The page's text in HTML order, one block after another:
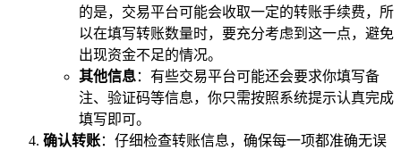
的是，交易平台可能会收取一定的转账手续费，所
以在填写转账数量时，要充分考虑到这一点，避免
出现资金不足的情况。
其他信息：有些交易平台可能还会要求你填写备
注、验证码等信息，你只需按照系统提示认真完成
填写即可。
确认转账：仔细检查转账信息，确保每一项都准确无误